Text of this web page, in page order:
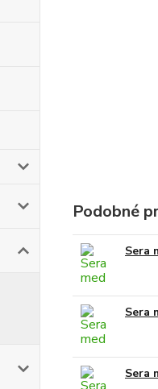
Podobné
Sera
Sera
Sera